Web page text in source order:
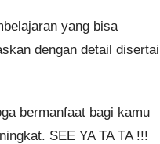
yang bisa
dengan detail disertai
bermanfaat bagi kamu
SEE YA TA TA !!!